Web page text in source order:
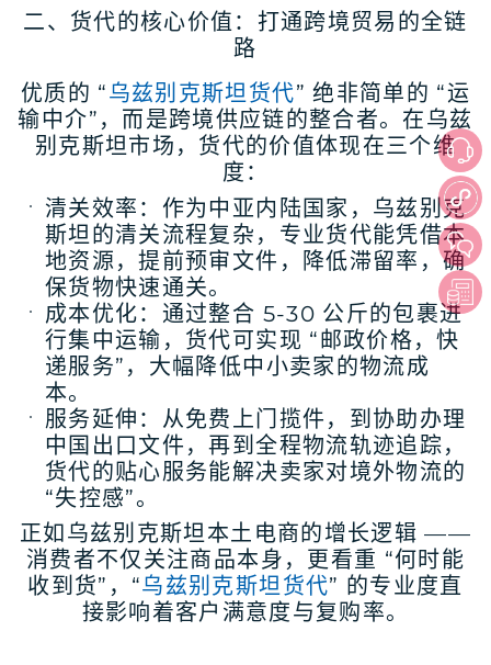
二、货代的核心价值：打通跨境贸易的全链
路
优质的 “乌兹别克斯坦货代” 绝非简单的 “运
输中介”，而是跨境供应链的整合者。在乌兹
别克斯坦市场，货代的价值体现在三个维
度：
清关效率 ：作为中亚内陆国家，乌兹别克
斯坦的清关流程复杂，专业货代能凭借本
地资源，提前预审文件，降低滞留率，确
保货物快速通关。
成本优化：通过整合 5-30 公斤的包裹进
行集中运输，货代可实现 “邮政价格，快
递服务”，大幅降低中小卖家的物流成
本。
服务延伸 ：从免费上门揽件，到协助办理
中国出口文件，再到全程物流轨迹追踪，
货代的贴心服务能解决卖家对境外物流的
“失控感”。
正如乌兹别克斯坦本土电商的增长逻辑 ——
消费者不仅关注商品本身，更看重 “何时能
收到货”，“乌兹别克斯坦货代” 的专业度直
接影响着客户满意度与复购率。